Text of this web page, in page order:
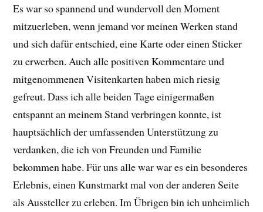
Es war so spannend und wundervoll den Moment
mitzuerleben, wenn jemand vor meinen Werken stand
und sich dafür entschied, eine Karte oder einen Sticker
zu erwerben. Auch alle positiven Kommentare und
mitgenommenen Visitenkarten haben mich riesig
gefreut. Dass ich alle beiden Tage einigermaßen
entspannt an meinem Stand verbringen konnte, ist
hauptsächlich der umfassenden Unterstützung zu
verdanken, die ich von Freunden und Familie
bekommen habe. Für uns alle war war es ein besonderes
Erlebnis, einen Kunstmarkt mal von der anderen Seite
als Aussteller zu erleben. Im Übrigen bin ich unheimlich